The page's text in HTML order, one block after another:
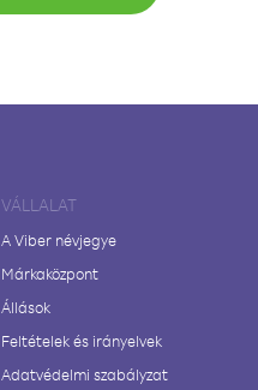
VÁLLALAT
A Viber névjegye
Márkaközpont
Állások
Feltételek és irányelvek
Adatvédelmi szabályzat